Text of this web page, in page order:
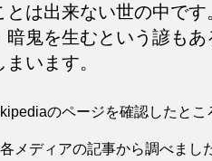
は出来ない世の中です
暗鬼を生むという諺も
います。
のページを確認したとこ
メディアの記事から調べまし